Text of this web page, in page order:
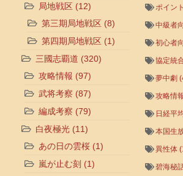
局地戦区 (12)
第三期局地戦区 (8)
第四期局地戦区 (1)
三國志覇道 (320)
攻略情報 (97)
武将考察 (87)
編成考察 (79)
白夜極光 (11)
あの日の雲桜 (1)
嵐が止む刻 (1)
ポイン
中級者
初心者
協定統
夢中劇
攻略情
日経平
本国生
異性体
碧海秘